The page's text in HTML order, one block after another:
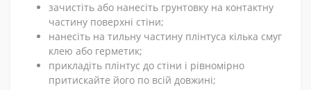
зачистіть або нанесіть грунтовку на контактну
частину поверхні стіни;
нанесіть на тильну частину плінтуса кілька смуг
клею або герметик;
прикладіть плінтус до стіни і рівномірно
притискайте його по всій довжині;